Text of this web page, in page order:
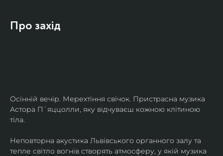
Про захід
Осінній вечір. Мерехтіння свічок. Пристрасна музика
Астора П`яццолли, яку відчуваєш кожною клітиною
тіла.
Неповторна акустика Львівського органного залу та
тепле світло вогнів створять атмосферу, у якій музика